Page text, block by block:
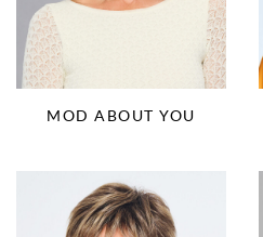
MOD ABOUT YOU